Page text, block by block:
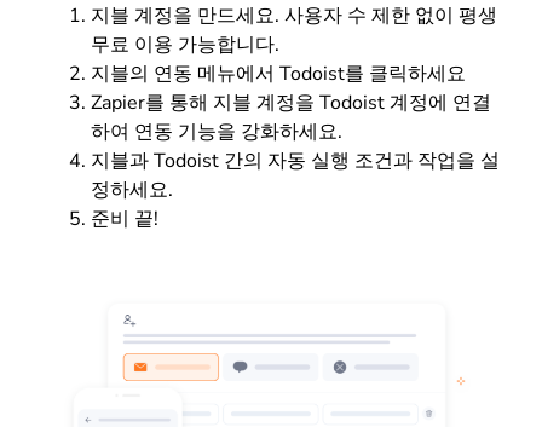
지블 계정을 만드세요. 사용자 수 제한 없이 평생
무료 이용 가능합니다.
지블의 연동 메뉴에서 Todoist를 클릭하세요
Zapier를 통해 지블 계정을 Todoist 계정에 연결
하여 연동 기능을 강화하세요.
지블과 Todoist 간의 자동 실행 조건과 작업을 설
정하세요.
준비 끝!